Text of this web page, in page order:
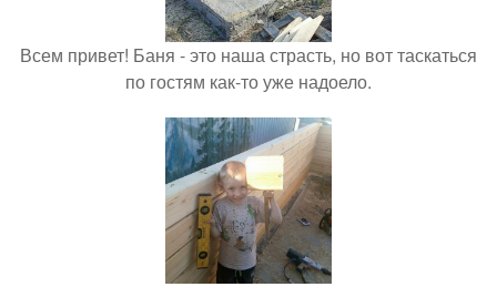
Всем привет! Баня - это наша страсть, но вот таскаться
по гостям как-то уже надоело.